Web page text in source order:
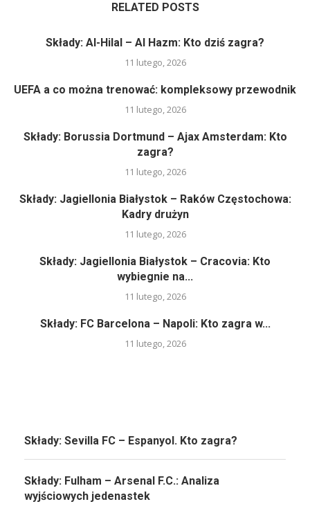
RELATED POSTS
Składy: Al-Hilal – Al Hazm: Kto dziś zagra?
11 lutego, 2026
UEFA a co można trenować: kompleksowy przewodnik
11 lutego, 2026
Składy: Borussia Dortmund – Ajax Amsterdam: Kto
zagra?
11 lutego, 2026
Składy: Jagiellonia Białystok – Raków Częstochowa:
Kadry drużyn
11 lutego, 2026
Składy: Jagiellonia Białystok – Cracovia: Kto
wybiegnie na...
11 lutego, 2026
Składy: FC Barcelona – Napoli: Kto zagra w...
11 lutego, 2026
Składy: Sevilla FC – Espanyol. Kto zagra?
Składy: Fulham – Arsenal F.C.: Analiza
wyjściowych jedenastek